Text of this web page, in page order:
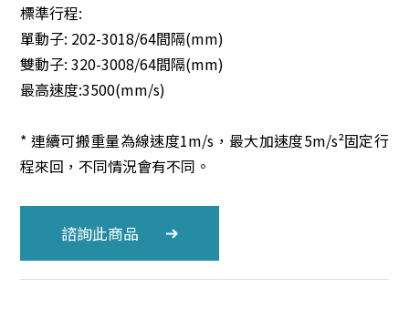
標準行程:
單動子: 202-3018/64間隔(mm)
雙動子: 320-3008/64間隔(mm)
最高速度:3500(mm/s)
* 連續可搬重量為線速度1m/s，最大加速度5m/s²固定行
程來回，不同情況會有不同。
諮詢此商品